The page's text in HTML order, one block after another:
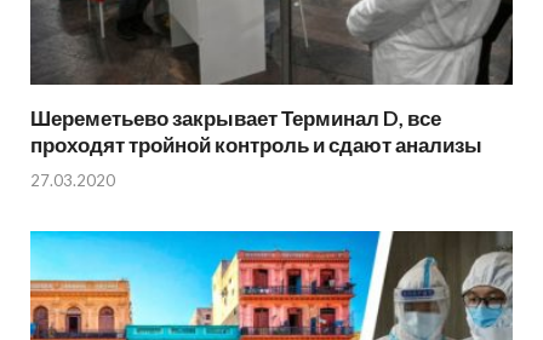
Шереметьево закрывает Терминал D, все
проходят тройной контроль и сдают анализы
27.03.2020